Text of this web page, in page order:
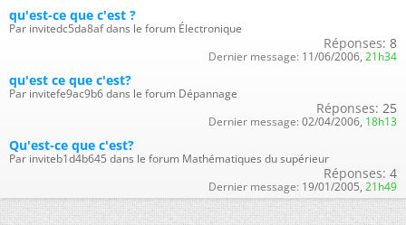
qu'est-ce que c'est ?
Par invitedc5da8af dans le forum Électronique
Réponses: 8
Dernier message: 11/06/2006, 21h34
qu'est ce que c'est?
Par invitefe9ac9b6 dans le forum Dépannage
Réponses: 25
Dernier message: 02/04/2006, 18h13
Qu'est-ce que c'est?
Par inviteb1d4b645 dans le forum Mathématiques du supérieur
Réponses: 4
Dernier message: 19/01/2005, 21h49